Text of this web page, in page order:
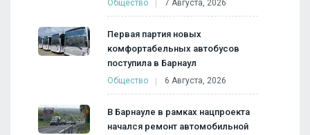
Общество 7 Августа, 2026
Первая партия новых
комфортабельных автобусов
поступила в Барнаул
Общество 6 Августа, 2026
В Барнауле в рамках нацпроекта
начался ремонт автомобильной